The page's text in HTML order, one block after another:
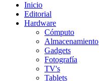
Inicio
Editorial
Hardware
Cómputo
Almacenamiento
Gadgets
Fotografía
TV's
Tablets